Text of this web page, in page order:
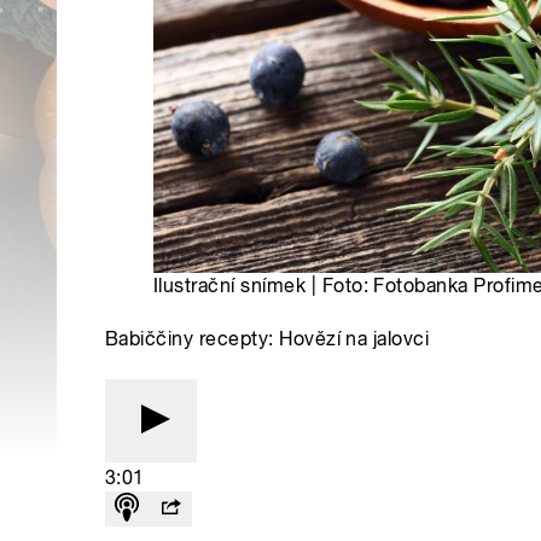
Ilustrační snímek | Foto: Fotobanka
Babiččiny recepty: Hovězí na jalovci
3:01